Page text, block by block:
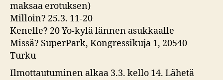
maksaa erotuksen)
Milloin? 25.3. 11-20
Kenelle? 20 Yo-kylä lännen asukkaalle
Missä? SuperPark, Kongressikuja 1, 20540
Turku
Ilmottautuminen alkaa 3.3. kello 14. Lähetä